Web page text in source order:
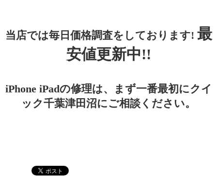
当店では毎日価格調査をしております! 最
安値更新中!!
iPhone iPadの修理は、まず一番最初にクイ
ック千葉津田沼にご相談ください。